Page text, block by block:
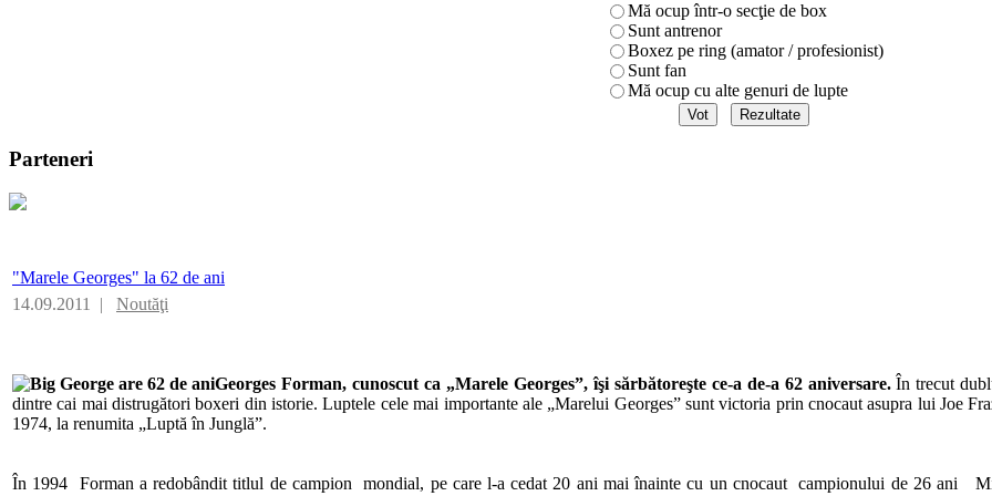
Mă ocup într-o secţie de box
Sunt antrenor
Boxez pe ring (amator / profesionist)
Sunt fan
Mă ocup cu alte genuri de lupte
Parteneri
"Marele Georges" la 62 de ani
14.09.2011 | Noutăţi
Georges Forman, cunoscut ca „Marele Georges”, îşi sărbătoreşte ce-a de-a 62 aniversare.În trecut
dintre cai mai distrugători boxeri din istorie. Luptele cele mai importante ale „Marelui Georges” sunt victoria prin cnocaut asupra lui Joe
1974, la renumita „Luptă în Junglă”.
În 1994 Forman a redobândit titlul de campion mondial, pe care l-a cedat 20 ani mai înainte cu un cnocaut campionului de 26 ani